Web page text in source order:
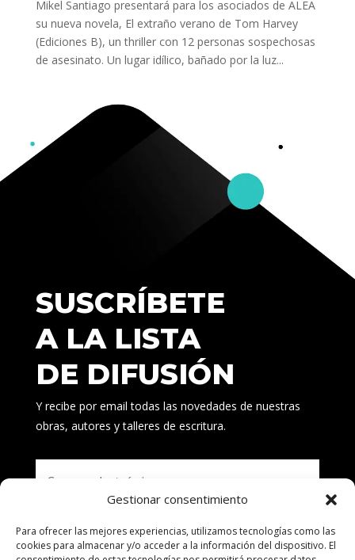
Gestionar consentimiento
Para ofrecer las mejores experiencias, utilizamos tecnologías como las
cookies para almacenar y/o acceder a la información del dispositivo. El
Mikel Santiago presentará para los asociados de ALEA
su nueva novela, El extraño verano de Tom Harvey
(Ediciones B), un thriller con 12 personas sospechosas
de asesinato. Un lugar idílico, bañado por la luz...
SUSCRÍBETE
A LA LISTA
DE DIFUSIÓN
Y recibe por email todas las novedades de nuestras
obras, autores y talleres de escritura.
Suscribirse